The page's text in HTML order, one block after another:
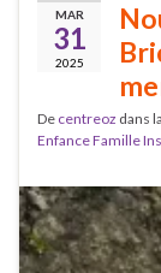
MAR
31
2025
De centreoz dans
Enfance Famille